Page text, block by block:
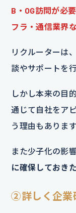
B・OG訪問が必
フラ・通信業界
リクルーターは
談やサポートを
しかし本来の目
通じて自社をア
う理由もあります
また少子化の影
に確保しておき
②詳しく企